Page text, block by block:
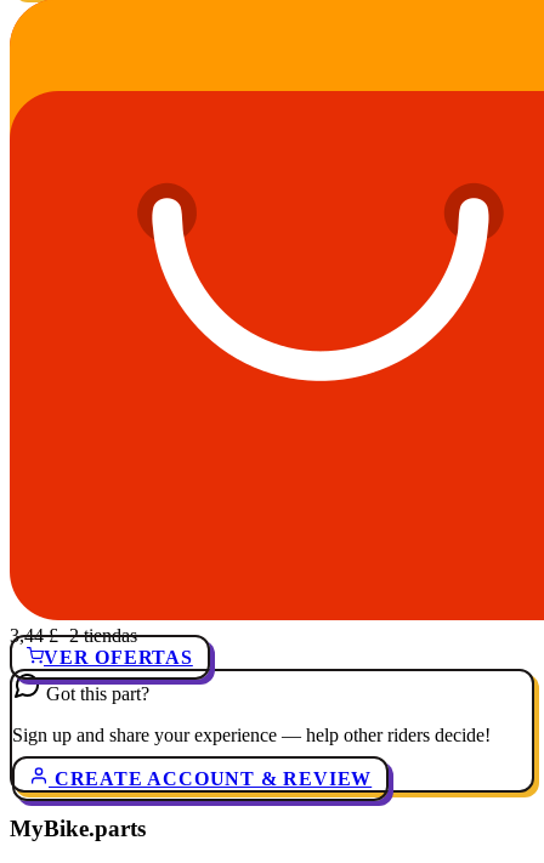
3,44 £· 2 tiendas
VER OFERTAS
Got this part?
Sign up and share your experience — help other riders decide!
CREATE ACCOUNT & REVIEW
MyBike.parts